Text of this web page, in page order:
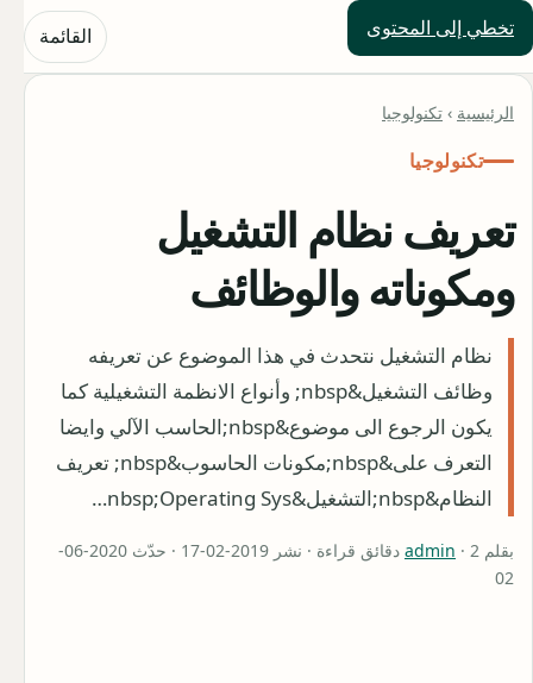
تخطي إلى المحتوى
حلول العالم القائمة
الرئيسية › تكنولوجيا
تكنولوجيا
تعريف نظام التشغيل
ومكوناته والوظائف
نظام التشغيل نتحدث في هذا الموضوع عن تعريفه
وظائف التشغيل&nbsp; وأنواع الانظمة التشغيلية كما
يكون الرجوع الى موضوع&nbsp;الحاسب الآلي وايضا
التعرف على&nbsp;مكونات الحاسوب&nbsp; تعريف
النظام&nbsp;التشغيل&nbsp;Operating Sys…
بقلم admin
· 2 دقائق قراءة · نشر 2019-02-17 · حدّث 2020-06-
02